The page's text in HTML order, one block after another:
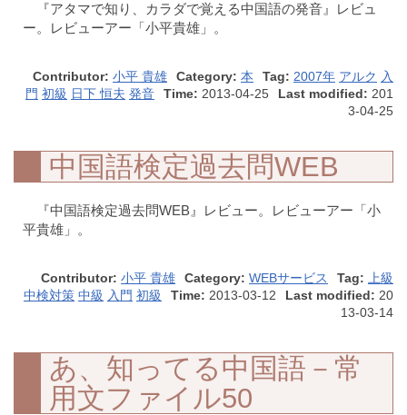
『アタマで知り、カラダで覚える中国語の発音』レビュ
ー。レビューアー「小平貴雄」。
Contributor: 小平 貴雄 Category: 本 Tag: 2007年 アルク 入
門 初級 日下 恒夫 発音 Time: 2013-04-25 Last modified: 201
3-04-25
中国語検定過去問WEB
『中国語検定過去問WEB』レビュー。レビューアー「小
平貴雄」。
Contributor: 小平 貴雄 Category: WEBサービス Tag:
上級
中検対策 中級 入門 初級 Time: 2013-03-12 Last modified: 20
13-03-14
あ、知ってる中国語－常
用文ファイル50